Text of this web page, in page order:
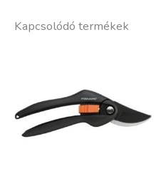
Kapcsolódó termékek